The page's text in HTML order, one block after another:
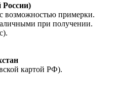
России)
примерки.
при получении.
картой РФ).